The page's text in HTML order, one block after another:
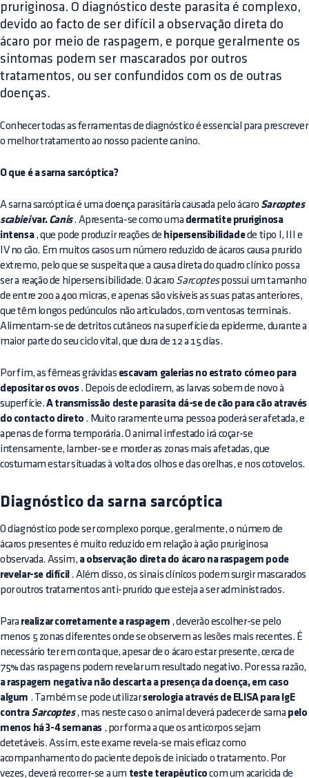
pruriginosa. O diagnóstico deste parasita é complexo,
devido ao facto de ser difícil a observação direta do
ácaro por meio de raspagem, e porque geralmente os
sintomas podem ser mascarados por outros
tratamentos, ou ser confundidos com os de outras
doenças.
Conhecer todas as ferramentas de diagnóstico é essencial para prescrever
o melhor tratamento ao nosso paciente canino.
O que é a sarna sarcóptica?
A sarna sarcóptica é uma doença parasitária causada pelo ácaro Sarcoptes
scabieivar.Canis. Apresenta-se como uma dermatite pruriginosa
intensa, que pode produzir reações de hipersensibilidadede tipo I, III e
IV no cão. Em muitos casos um número reduzido de ácaros causa prurido
extremo, pelo que se suspeita que a causa direta do quadro clínico possa
ser a reação de hipersensibilidade. O ácaro Sarcoptespossui um tamanho
de entre 200 a 400 micras, e apenas são visíveis as suas patas anteriores,
que têm longos pedúnculos não articulados, com ventosas terminais.
Alimentam-se de detritos cutâneos na superfície da epiderme, durante a
maior parte do seu ciclo vital, que dura de 12 a 15 dias.
Por fim, as fêmeas grávidas escavam galerias no estrato córneo para
depositar os ovos. Depois de eclodirem, as larvas sobem de novo à
superfície.A transmissão deste parasita dá-se de cão para cão através
do contacto direto . Muito raramente uma pessoa poderá ser afetada, e
apenas de forma temporária. O animal infestado irá coçar-se
intensamente, lamber-se e morder as zonas mais afetadas, que
costumam estar situadas à volta dos olhos e das orelhas, e nos cotovelos.
Diagnóstico da sarna sarcóptica
O diagnóstico pode ser complexo porque, geralmente, o número de
ácaros presentes é muito reduzido em relação à ação pruriginosa
observada. Assim, a observação direta do ácaro na raspagem pode
revelar-se difícil . Além disso, os sinais clínicos podem surgir mascarados
por outros tratamentos anti-prurido que esteja a ser administrados.
Para realizar corretamente a raspagem , deverão escolher-se pelo
menos 5 zonas diferentes onde se observem as lesões mais recentes. É
necessário ter em conta que, apesar de o ácaro estar presente, cerca de
75% das raspagens podem revelar um resultado negativo. Por essa razão,
a raspagem negativa não descarta a presença da doença, em caso
algum . Também se pode utilizarserologia através de ELISA para IgE
contraSarcoptes, mas neste caso o animal deverá padecer de sarna pelo
menos há 3-4 semanas , por forma a que os anticorpos sejam
detetáveis. Assim, este exame revela-se mais eficaz como
acompanhamento do paciente depois de iniciado o tratamento. Por
vezes, deverá recorrer-se a um teste terapêutico com um acaricida de